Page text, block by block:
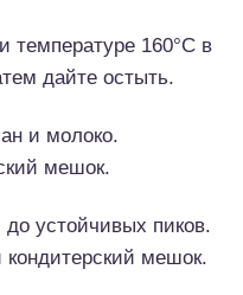
температуре 160°C в
дайте остыть.
и молоко.
мешок.
устойчивых пиков.
мешок.